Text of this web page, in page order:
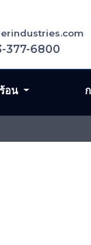
377-6800
อน